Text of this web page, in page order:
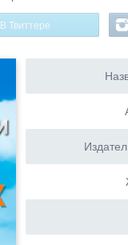
В Твиттере